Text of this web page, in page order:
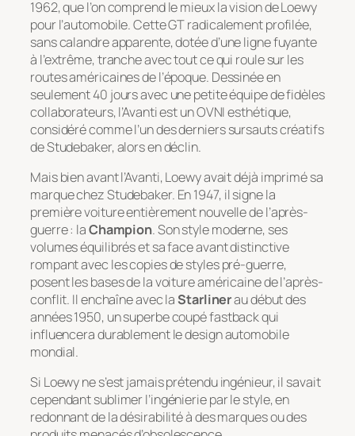
1962, que l’on comprend le mieux la vision de Loewy
pour l’automobile. Cette GT radicalement profilée,
sans calandre apparente, dotée d’une ligne fuyante
à l’extrême, tranche avec tout ce qui roule sur les
routes américaines de l’époque. Dessinée en
seulement 40 jours avec une petite équipe de fidèles
collaborateurs, l’Avanti est un OVNI esthétique,
considéré comme l’un des derniers sursauts créatifs
de Studebaker, alors en déclin.
Mais bien avant l’Avanti, Loewy avait déjà imprimé sa
marque chez Studebaker. En 1947, il signe la
première voiture entièrement nouvelle de l’après-
guerre : laChampion. Son style moderne, ses
volumes équilibrés et sa face avant distinctive
rompant avec les copies de styles pré-guerre,
posent les bases de la voiture américaine de l’après-
conflit. Il enchaîne avec laStarlinerau début des
années 1950, un superbe coupé fastback qui
influencera durablement le design automobile
mondial.
Si Loewy ne s’est jamais prétendu ingénieur, il savait
cependant sublimer l’ingénierie par le style, en
redonnant de la désirabilité à des marques ou des